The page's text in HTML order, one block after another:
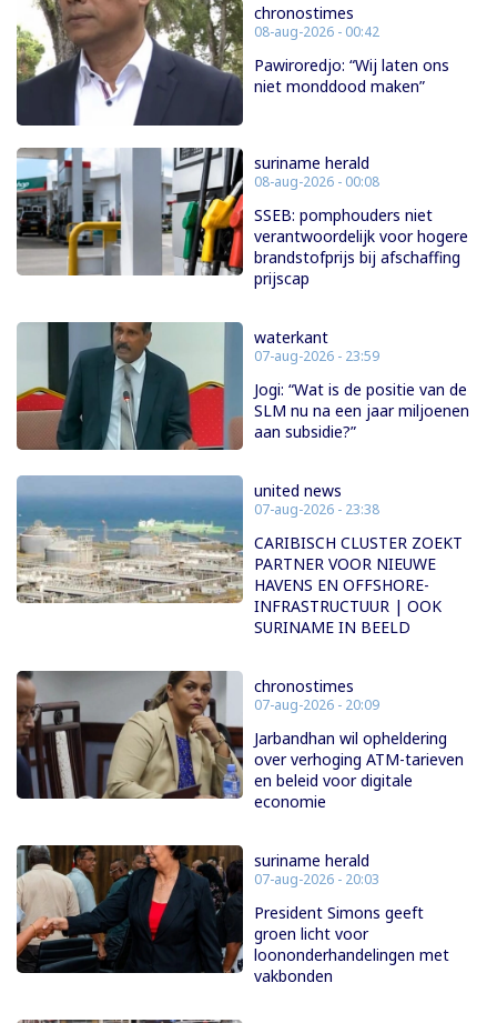
chronostimes
08-aug-2026 - 00:42
Pawiroredjo: “Wij laten ons
niet monddood maken”
suriname herald
08-aug-2026 - 00:08
SSEB: pomphouders niet
verantwoordelijk voor hogere
brandstofprijs bij afschaffing
prijscap
waterkant
07-aug-2026 - 23:59
Jogi: “Wat is de positie van de
SLM nu na een jaar miljoenen
aan subsidie?”
united news
07-aug-2026 - 23:38
CARIBISCH CLUSTER ZOEKT
PARTNER VOOR NIEUWE
HAVENS EN OFFSHORE-
INFRASTRUCTUUR | OOK
SURINAME IN BEELD
chronostimes
07-aug-2026 - 20:09
Jarbandhan wil opheldering
over verhoging ATM-tarieven
en beleid voor digitale
economie
suriname herald
07-aug-2026 - 20:03
President Simons geeft
groen licht voor
loononderhandelingen met
vakbonden